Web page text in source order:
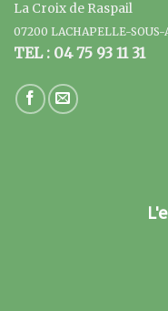
La Croix de Raspail
07200 LACHAPELLE-SOUS-
TEL : 04 75 93 11 31